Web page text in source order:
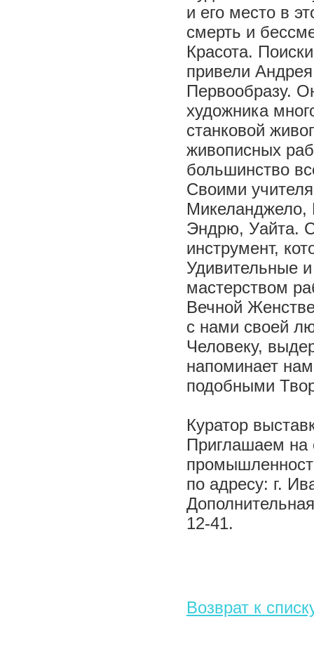
и его место в
смерть и
Красота.
привели
Первообразу.
художника
станковой
живописных
большинство
Своими
Микеланджело,
Эндрю, Уайта.
инструмент,
Удивительные
мастерством
Вечной
с нами своей
Человеку,
напоминает
подобными
Куратор
Приглашаем на
по адресу: г.
12-41.
Возврат к